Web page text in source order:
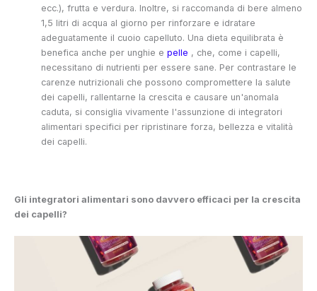
ecc.), frutta e verdura. Inoltre, si raccomanda di bere almeno
1,5 litri di acqua al giorno per rinforzare e idratare
adeguatamente il cuoio capelluto. Una dieta equilibrata è
benefica anche per unghie epelle , che, come i capelli,
necessitano di nutrienti per essere sane. Per contrastare le
carenze nutrizionali che possono compromettere la salute
dei capelli, rallentarne la crescita e causare un'anomala
caduta, si consiglia vivamente l'assunzione di integratori
alimentari specifici per ripristinare forza, bellezza e vitalità
dei capelli.
Gli integratori alimentari sono davvero efficaci per la crescita
dei capelli?